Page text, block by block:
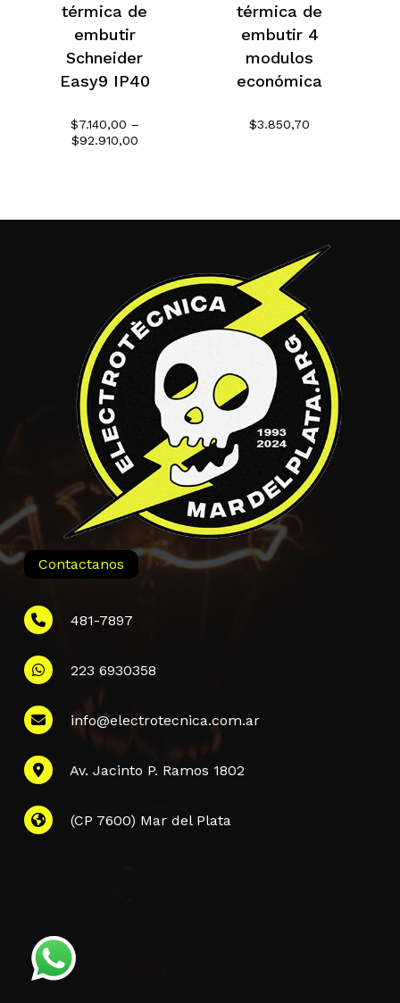
térmica de
embutir
Schneider
Easy9 IP40
$7.140,00 –
$92.910,00Rango
hasta
térmica de
embutir 4
modulos
económica
$3.850,70
Contactanos
481-7897
223 6930358
info@electrotecnica.com.ar
Av. Jacinto P. Ramos 1802
(CP 7600) Mar del Plata
Información
QUIENES SOMOS
POLÍTICA DE PRIVACIDAD
PREGUNTAS FRECUENTES
CONTACTANOS